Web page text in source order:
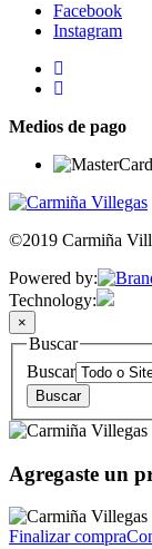
Facebook
Instagram
Medios de pago
©2019 Carmiña
Powered by:
Technology:
×
Buscar
Buscar
Agregaste un
Finalizar compra